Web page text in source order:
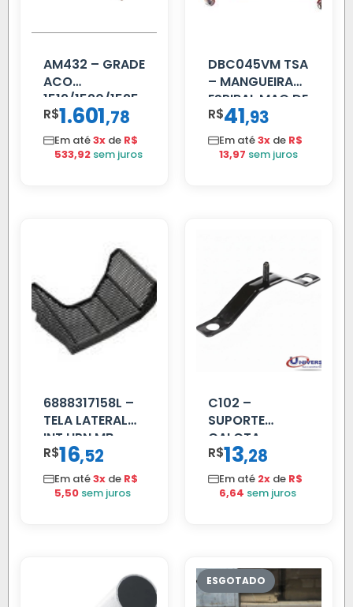
AM432 – GRADE
ACO
1519/1520/1525
R$1.601,78
Em até3x de R$
533,92 sem juros
DBC045VM TSA
– MANGUEIRA
ESPIRAL MAO DE
AMIGO UNIV 16
MM 4.5MTS
VERMELHA
R$41,93
Em até3x de R$
13,97 sem juros
6888317158L –
TELA LATERAL
INT HPN MB
709/MB 1618 LD
TELA
R$16,52
Em até3x de R$
5,50 sem juros
C102 –
SUPORTE
CALOTA
DIANTEIRA
RODA 10 FUROS
R$13,28
Em até 2x de R$
6,64 sem juros